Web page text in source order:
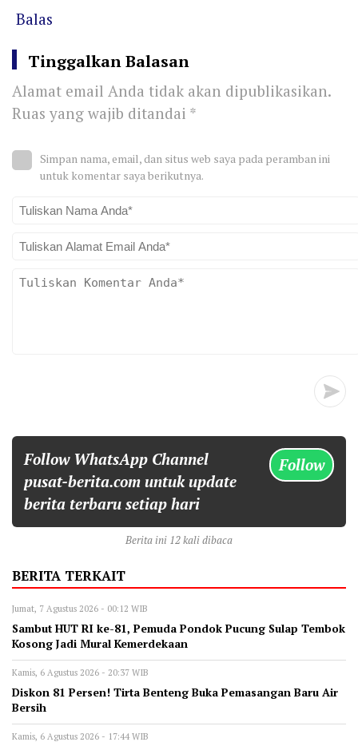
Balas
Tinggalkan Balasan
Alamat email Anda tidak akan dipublikasikan.
Ruas yang wajib ditandai *
Simpan nama, email, dan situs web saya pada peramban ini
untuk komentar saya berikutnya.
Follow WhatsApp Channel
pusat-berita.com untuk update
berita terbaru setiap hari
Follow
Berita ini 12 kali dibaca
BERITA TERKAIT
Jumat, 7 Agustus 2026 - 00:12 WIB
Sambut HUT RI ke-81, Pemuda Pondok Pucung Sulap Tembok
Kosong Jadi Mural Kemerdekaan
Kamis, 6 Agustus 2026 - 20:37 WIB
Diskon 81 Persen! Tirta Benteng Buka Pemasangan Baru Air
Bersih
Kamis, 6 Agustus 2026 - 17:44 WIB